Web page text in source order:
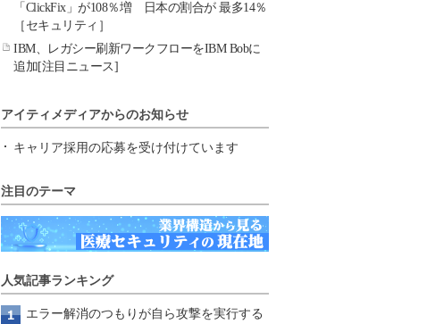
「ClickFix」が108％増 日本の割合が 最多14％
［セキュリティ］
IBM、レガシー刷新ワークフローをIBM Bobに
追加[注目ニュース]
アイティメディアからのお知らせ
キャリア採用の応募を受け付けています
注目のテーマ
人気記事ランキング
エラー解消のつもりが自ら攻撃を実行する